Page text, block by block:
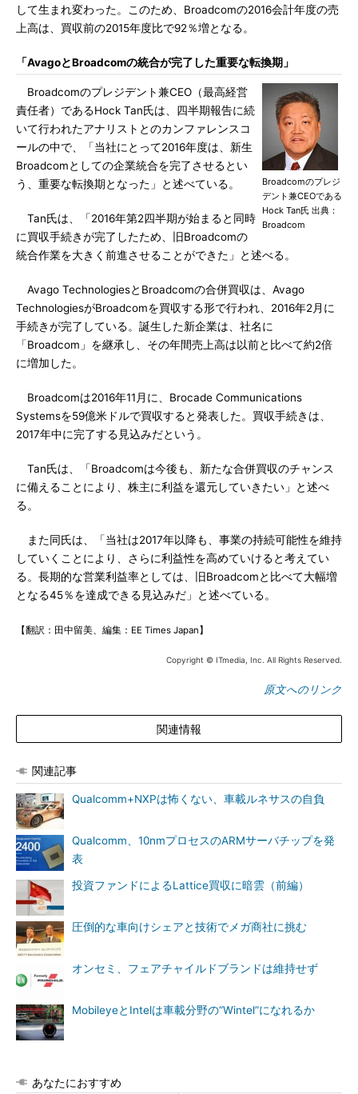
して生まれ変わった。このため、Broadcomの2016会計年度の売
上高は、買収前の2015年度比で92％増となる。
「AvagoとBroadcomの統合が完了した重要な転換期」
Broadcomのプレジ
デント兼CEOである
Hock Tan氏 出典：
Broadcom
Broadcomのプレジデント兼CEO（最高経営
責任者）であるHock Tan氏は、四半期報告に続
いて行われたアナリストとのカンファレンスコ
ールの中で、「当社にとって2016年度は、新生
Broadcomとしての企業統合を完了させるとい
う、重要な転換期となった」と述べている。
Tan氏は、「2016年第2四半期が始まると同時
に買収手続きが完了したため、旧Broadcomの
統合作業を大きく前進させることができた」と述べる。
Avago TechnologiesとBroadcomの合併買収は、Avago
TechnologiesがBroadcomを買収する形で行われ、2016年2月に
手続きが完了している。誕生した新企業は、社名に
「Broadcom」を継承し、その年間売上高は以前と比べて約2倍
に増加した。
Broadcomは2016年11月に、Brocade Communications
Systemsを59億米ドルで買収すると発表した。買収手続きは、
2017年中に完了する見込みだという。
Tan氏は、「Broadcomは今後も、新たな合併買収のチャンス
に備えることにより、株主に利益を還元していきたい」と述べ
る。
また同氏は、「当社は2017年以降も、事業の持続可能性を維持
していくことにより、さらに利益性を高めていけると考えてい
る。長期的な営業利益率としては、旧Broadcomと比べて大幅増
となる45％を達成できる見込みだ」と述べている。
【翻訳：田中留美、編集：EE Times Japan】
Copyright © ITmedia, Inc. All Rights Reserved.
原文へのリンク
関連情報
関連記事
Qualcomm+NXPは怖くない、車載ルネサスの自負
Qualcomm、10nmプロセスのARMサーバチップを発
表
投資ファンドによるLattice買収に暗雲（前編）
圧倒的な車向けシェアと技術でメガ商社に挑む
オンセミ、フェアチャイルドブランドは維持せず
MobileyeとIntelは車載分野の“Wintel”になれるか
あなたにおすすめ